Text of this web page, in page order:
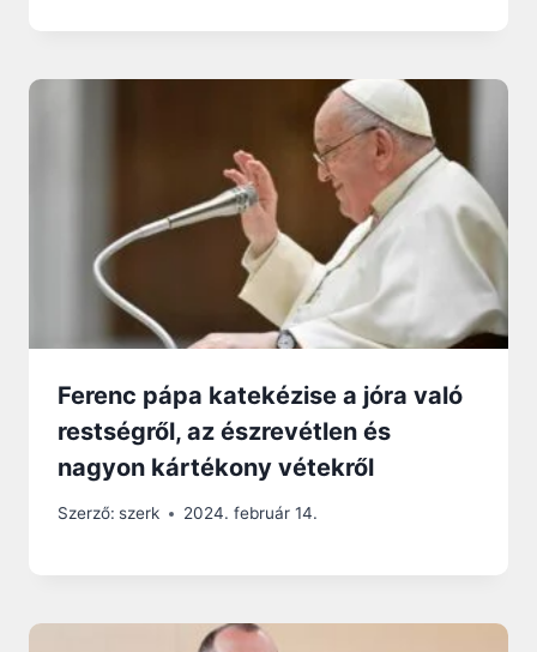
Ferenc pápa katekézise a jóra való
restségről, az észrevétlen és
nagyon kártékony vétekről
Szerző: szerk 2024. február 14.